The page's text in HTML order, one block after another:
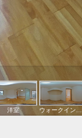
洋室 ウォークインクローゼット